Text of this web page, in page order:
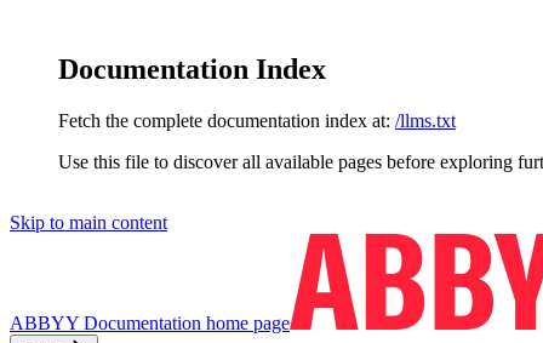
Documentation Index
Fetch the complete documentation index at: /llms.txt
Use this file to discover all available pages before exploring
Skip to main content
ABBYY Documentation home page